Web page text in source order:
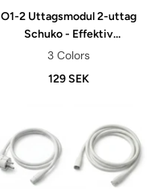
O1-2 Uttagsmodul 2-uttag
Schuko - Effektiv
strömfördelning
3 Colors
129 SEK